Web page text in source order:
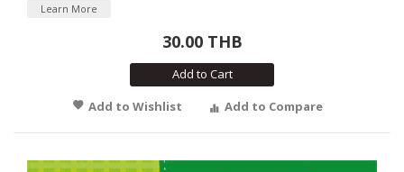
Learn More
30.00 THB
Add to Cart
Add to Wishlist
Add to Compare